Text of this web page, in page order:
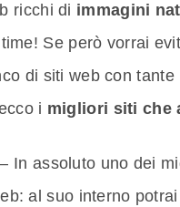
ricchi di immagini
Se però vorrai
di siti web con
i migliori siti che
– In assoluto uno dei
al suo interno